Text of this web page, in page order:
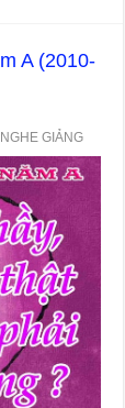
A (2010-
NGHE GIẢNG